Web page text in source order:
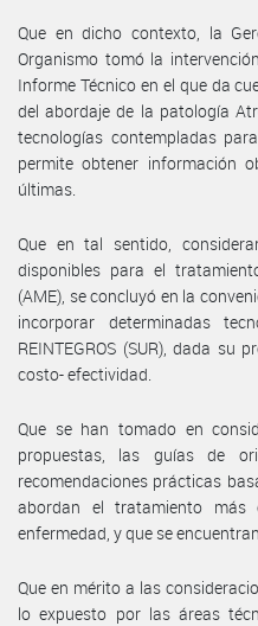
Que en dicho contexto, la
Organismo tomó la
Informe Técnico en el que da
del abordaje de la patología
tecnologías contempladas
permite obtener información
últimas.
Que en tal sentido,
disponibles para el
(AME), se concluyó en la
incorporar determinadas
REINTEGROS (SUR), dada su
costo- efectividad.
Que se han tomado en
propuestas, las guías de
recomendaciones prácticas
abordan el tratamiento
enfermedad, y que se
Que en mérito a las
lo expuesto por las áreas